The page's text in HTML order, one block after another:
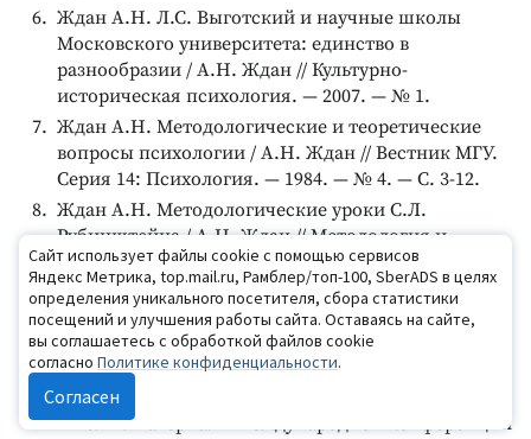
Ждан А.Н. Л.С. Выготский и научные школы
Московского университета: единство в
разнообразии / А.Н. Ждан // Культурно-
историческая психология. — 2007. — № 1.
Ждан А.Н. Методологические и теоретические
вопросы психологии / А.Н. Ждан // Вестник МГУ.
Серия 14: Психология. — 1984. — № 4. — С. 3-12.
Ждан А.Н. Методологические уроки С.Л.
Рубинштейна / А.Н. Ждан // Методология и
история психологии. — 2007. — № 4.
Ждан А.Н. Национальное начало в развитии
науки: исследовательские традиции
отечественной психологии в сопоставлении с
всемирной психологической мыслью // История
отечественной и мировой психологической
мысли : материалы международной конференции
Сайт использует файлы cookie с помощью сервисов
Яндекс Метрика, top.mail.ru, Рамблер/топ-100, SberADS в целях
определения уникального посетителя, сбора статистики
посещений и улучшения работы сайта. Оставаясь на сайте,
вы соглашаетесь с обработкой файлов cookie
согласно Политике конфиденциальности.
Согласен